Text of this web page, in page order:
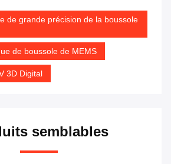
de grande précision de la boussole
de boussole de MEMS
3D Digital
semblables